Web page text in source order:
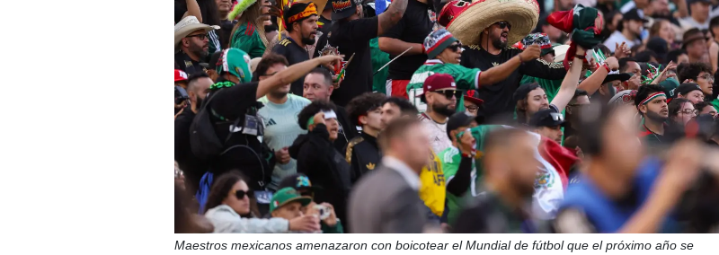
Maestros mexicanos amenazaron con boicotear el Mundial de fútbol que el próximo año se